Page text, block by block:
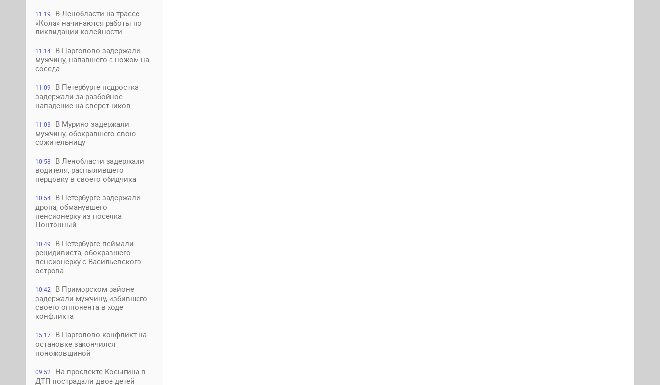
11:19
В Ленобласти на трассе
«Кола» начинаются работы по
ликвидации колейности
11:14
В Парголово задержали
мужчину, напавшего с ножом на
соседа
11:09
В Петербурге подростка
задержали за разбойное
нападение на сверстников
11:03
В Мурино задержали
мужчину, обокравшего свою
сожительницу
10:58
В Ленобласти задержали
водителя, распылившего
перцовку в своего обидчика
10:54
В Петербурге задержали
дропа, обманувшего
пенсионерку из поселка
Понтонный
10:49
В Петербурге поймали
рецидивиста, обокравшего
пенсионерку с Васильевского
острова
10:42
В Приморском районе
задержали мужчину, избившего
своего оппонента в ходе
конфликта
15:17
В Парголово конфликт на
остановке закончился
поножовщиной
09:52
На проспекте Косыгина в
ДТП пострадали двое детей